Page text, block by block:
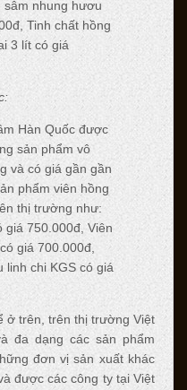
sâm nhung hươu
Tinh chất hồng
3 lít có giá
Hàn Quốc được
sản phẩm vô
và có giá gần gần
phẩm viên hồng
thị trường như:
giá 750.000đ, Viên
giá 700.000đ,
linh chi KGS có giá
ở trên, trên thị trường Việt
đa dạng các sản phẩm
đơn vị sản xuất khác
được các công ty tại Việt